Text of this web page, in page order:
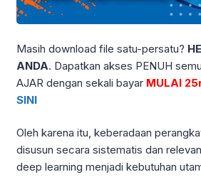
Masih download file satu-persatu?
ANDA. Dapatkan akses PENUH
AJAR dengan sekali bayar MULAI
SINI
Oleh karena itu, keberadaan
disusun secara sistematis dan
deep learning menjadi kebutuhan